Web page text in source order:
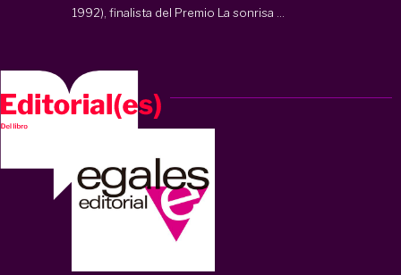
1992), finalista del Premio La sonrisa ...